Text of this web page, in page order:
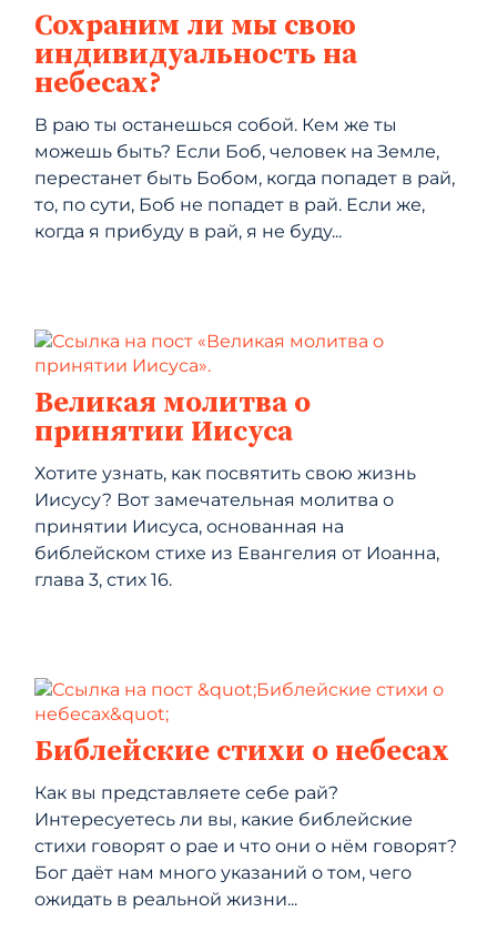
Сохраним ли мы свою
индивидуальность на
небесах?
В раю ты останешься собой. Кем же ты
можешь быть? Если Боб, человек на Земле,
перестанет быть Бобом, когда попадет в рай,
то, по сути, Боб не попадет в рай. Если же,
когда я прибуду в рай, я не буду...
Великая молитва о
принятии Иисуса
Хотите узнать, как посвятить свою жизнь
Иисусу? Вот замечательная молитва о
принятии Иисуса, основанная на
библейском стихе из Евангелия от Иоанна,
глава 3, стих 16.
Библейские стихи о небесах
Как вы представляете себе рай?
Интересуетесь ли вы, какие библейские
стихи говорят о рае и что они о нём говорят?
Бог даёт нам много указаний о том, чего
ожидать в реальной жизни...